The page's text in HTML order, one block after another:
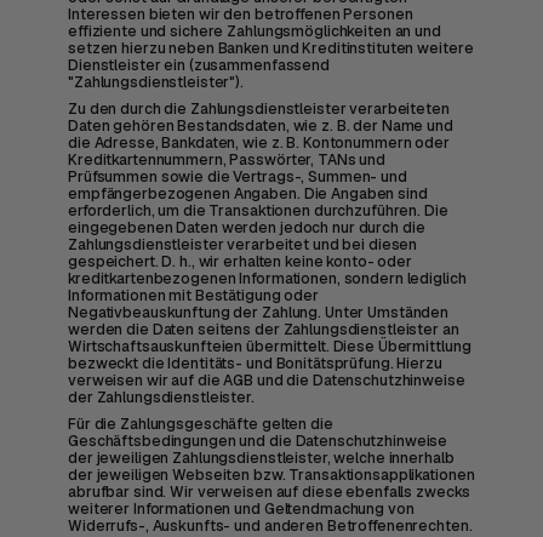
Interessen bieten wir den betroffenen Personen
effiziente und sichere Zahlungsmöglichkeiten an und
setzen hierzu neben Banken und Kreditinstituten weitere
Dienstleister ein (zusammenfassend
"Zahlungsdienstleister").
Zu den durch die Zahlungsdienstleister verarbeiteten
Daten gehören Bestandsdaten, wie z. B. der Name und
die Adresse, Bankdaten, wie z. B. Kontonummern oder
Kreditkartennummern, Passwörter, TANs und
Prüfsummen sowie die Vertrags-, Summen- und
empfängerbezogenen Angaben. Die Angaben sind
erforderlich, um die Transaktionen durchzuführen. Die
eingegebenen Daten werden jedoch nur durch die
Zahlungsdienstleister verarbeitet und bei diesen
gespeichert. D. h., wir erhalten keine konto- oder
kreditkartenbezogenen Informationen, sondern lediglich
Informationen mit Bestätigung oder
Negativbeauskunftung der Zahlung. Unter Umständen
werden die Daten seitens der Zahlungsdienstleister an
Wirtschaftsauskunfteien übermittelt. Diese Übermittlung
bezweckt die Identitäts- und Bonitätsprüfung. Hierzu
verweisen wir auf die AGB und die Datenschutzhinweise
der Zahlungsdienstleister.
Für die Zahlungsgeschäfte gelten die
Geschäftsbedingungen und die Datenschutzhinweise
der jeweiligen Zahlungsdienstleister, welche innerhalb
der jeweiligen Webseiten bzw. Transaktionsapplikationen
abrufbar sind. Wir verweisen auf diese ebenfalls zwecks
weiterer Informationen und Geltendmachung von
Widerrufs-, Auskunfts- und anderen Betroffenenrechten.